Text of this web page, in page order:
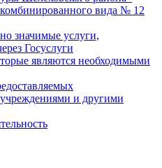
вида № 12
значимые услуги,
Госуслуги
являются необходимыми
и другими